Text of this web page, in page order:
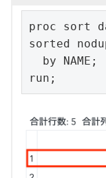
proc sort
sorted
run;